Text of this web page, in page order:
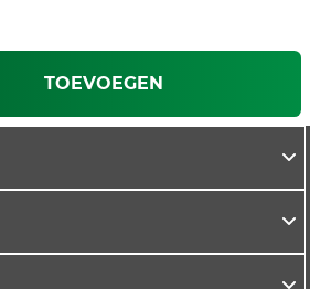
TOEVOEGEN